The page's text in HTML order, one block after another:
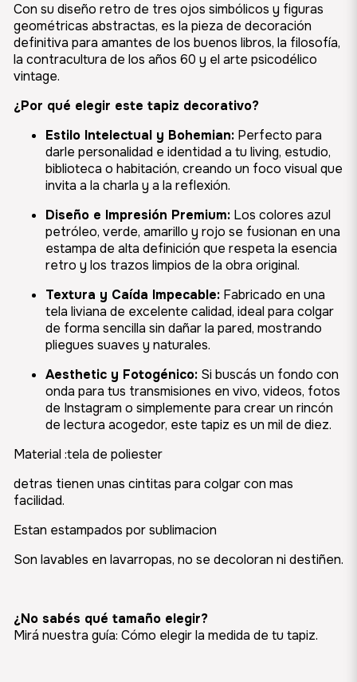
Con su diseño retro de tres ojos simbólicos y figuras
geométricas abstractas, es la pieza de decoración
definitiva para amantes de los buenos libros, la filosofía,
la contracultura de los años 60 y el arte psicodélico
vintage.
¿Por qué elegir este tapiz decorativo?
Estilo Intelectual y Bohemian:Perfecto para
darle personalidad e identidad a tu living, estudio,
biblioteca o habitación, creando un foco visual que
invita a la charla y a la reflexión.
Diseño e Impresión Premium:Los colores azul
petróleo, verde, amarillo y rojo se fusionan en una
estampa de alta definición que respeta la esencia
retro y los trazos limpios de la obra original.
Textura y Caída Impecable:Fabricado en una
tela liviana de excelente calidad, ideal para colgar
de forma sencilla sin dañar la pared, mostrando
pliegues suaves y naturales.
Aesthetic y Fotogénico:Si buscás un fondo con
onda para tus transmisiones en vivo, videos, fotos
de Instagram o simplemente para crear un rincón
de lectura acogedor, este tapiz es un mil de diez.
Material :tela de poliester
detras tienen unas cintitas para colgar con mas
facilidad.
Estan estampados por sublimacion
Son lavables en lavarropas, no se decoloran ni destiñen.
¿No sabés qué tamaño elegir?
Mirá nuestra guía: Cómo elegir la medida de tu tapiz.